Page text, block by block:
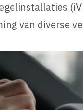
van diverse